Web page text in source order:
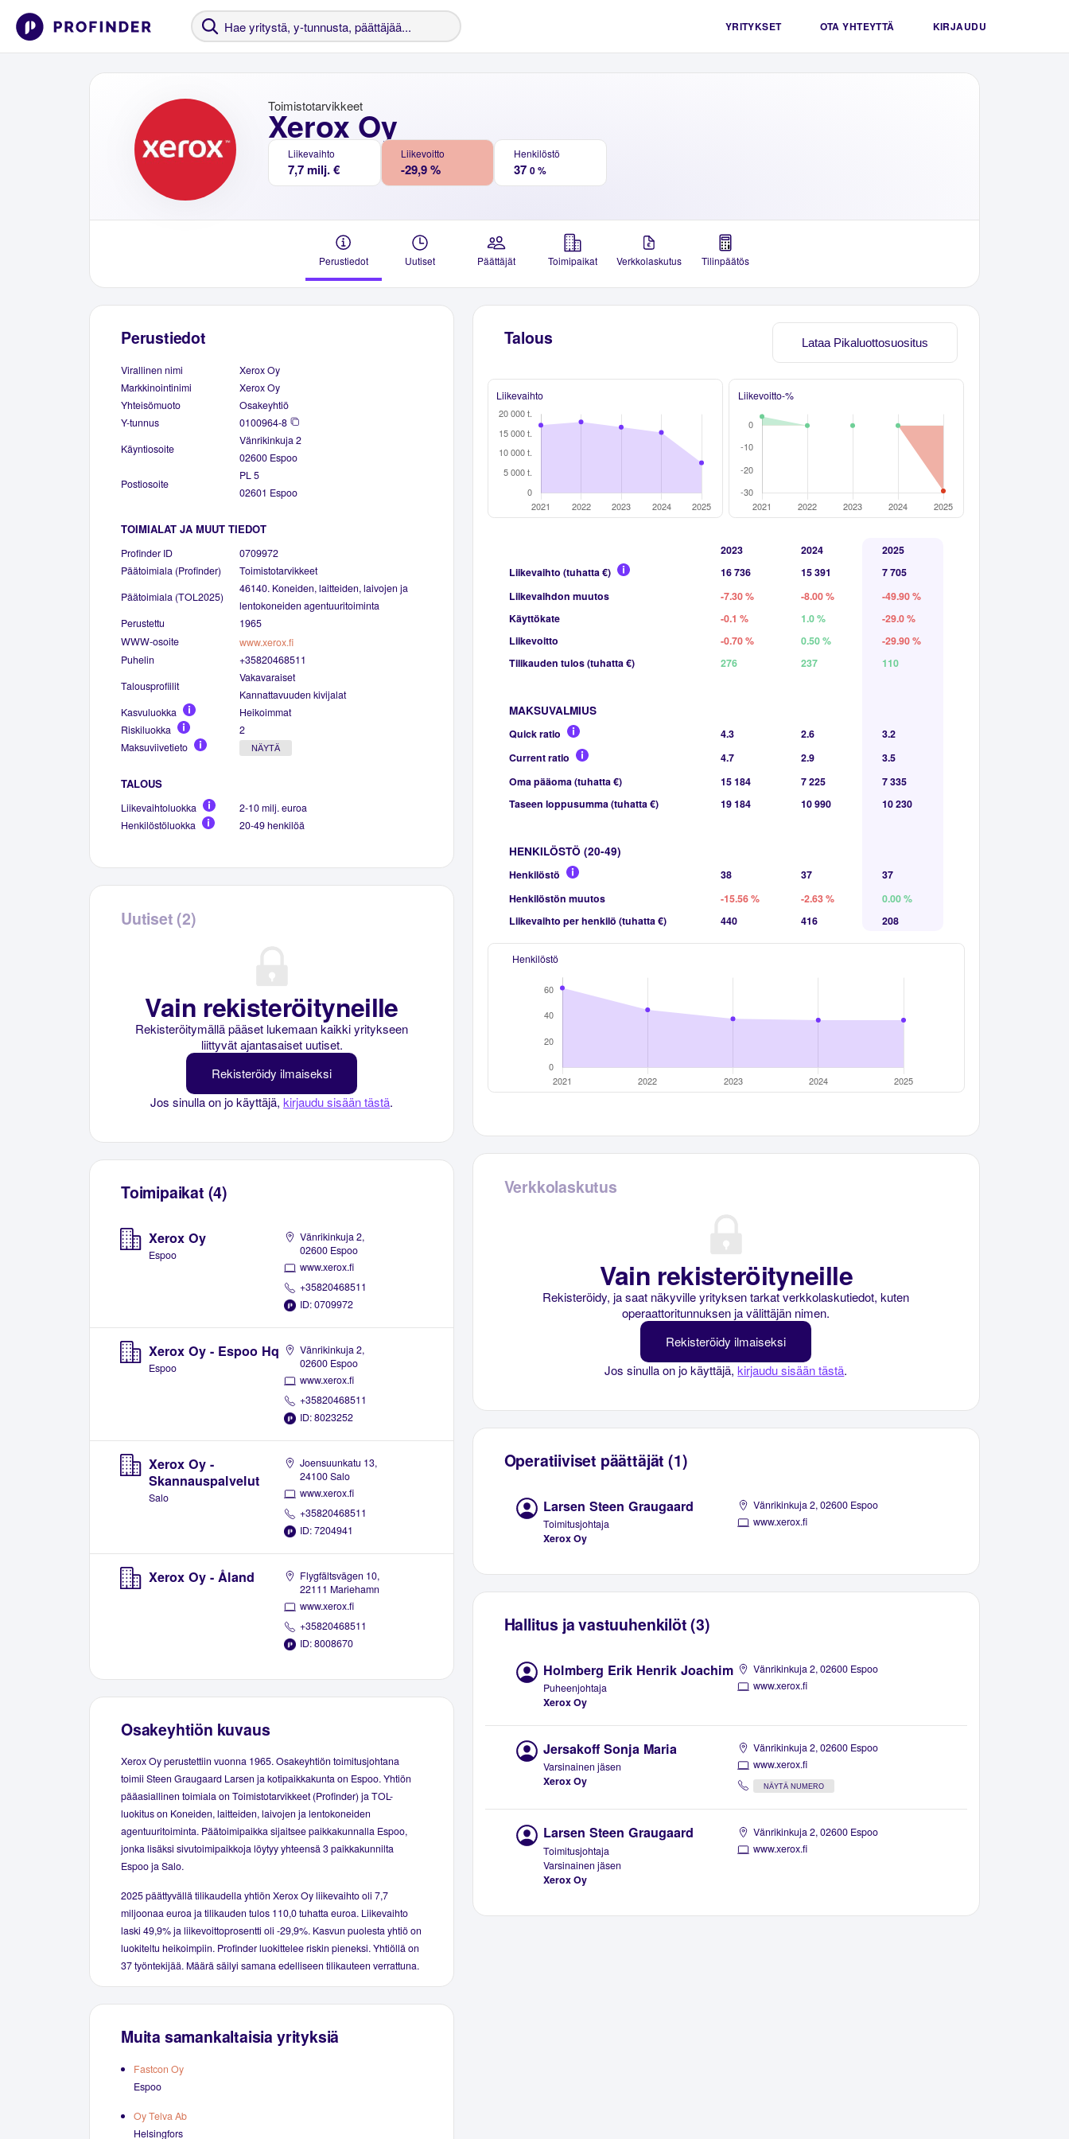
YRITYKSET OTA YHTEYTTÄ KIRJAUDU
Xerox Oy
Toimistotarvikkeet
Liikevaihto
7,7 milj. €
Liikevoitto
-29,9 %
Henkilöstö
37 0 %
Perustiedot Uutiset Päättäjät Toimipaikat Verkkolaskutus Tilinpäätös
Perustiedot
Virallinen nimi
Xerox Oy
Markkinointinimi
Xerox Oy
Yhteisömuoto
Osakeyhtiö
Y-tunnus
0100964-8
Käyntiosoite
Vänrikinkuja 2
02600 Espoo
Postiosoite
PL 5
02601 Espoo
TOIMIALAT JA MUUT TIEDOT
Profinder ID
0709972
Päätoimiala (Profinder)
Toimistotarvikkeet
Päätoimiala (TOL2025)
46140. Koneiden, laitteiden, laivojen ja
lentokoneiden agentuuritoiminta
Perustettu
1965
WWW-osoite
www.xerox.fi
Puhelin
+35820468511
Talousprofiilit
Vakavaraiset
Kannattavuuden kivijalat
Kasvuluokka
Heikoimmat
Riskiluokka
2
Maksuviivetieto
NÄYTÄ
TALOUS
Liikevaihtoluokka
2-10 milj. euroa
Henkilöstöluokka
20-49 henkilöä
Uutiset (2)
Vain rekisteröityneille
Rekisteröitymällä pääset lukemaan kaikki yritykseen
liittyvät ajantasaiset uutiset.
Rekisteröidy ilmaiseksi
Jos sinulla on jo käyttäjä,kirjaudu sisään tästä.
Toimipaikat (4)
Xerox Oy
Espoo
Vänrikinkuja 2,
02600 Espoo
www.xerox.fi
+35820468511
ID: 0709972
Xerox Oy - Espoo Hq
Espoo
Vänrikinkuja 2,
02600 Espoo
www.xerox.fi
+35820468511
ID: 8023252
Xerox Oy -
Skannauspalvelut
Salo
Joensuunkatu 13,
24100 Salo
www.xerox.fi
+35820468511
ID: 7204941
Xerox Oy - Åland
Flygfältsvägen 10,
22111 Mariehamn
www.xerox.fi
+35820468511
ID: 8008670
Osakeyhtiön kuvaus
Xerox Oy perustettiin vuonna 1965. Osakeyhtiön toimitusjohtana
toimii Steen Graugaard Larsen ja kotipaikkakunta on Espoo. Yhtiön
pääasiallinen toimiala on Toimistotarvikkeet (Profinder) ja TOL-
luokitus on Koneiden, laitteiden, laivojen ja lentokoneiden
agentuuritoiminta. Päätoimipaikka sijaitsee paikkakunnalla Espoo,
jonka lisäksi sivutoimipaikkoja löytyy yhteensä 3 paikkakunnilta
Espoo ja Salo.
2025 päättyvällä tilikaudella yhtiön Xerox Oy liikevaihto oli 7,7
miljoonaa euroa ja tilikauden tulos 110,0 tuhatta euroa. Liikevaihto
laski 49,9% ja liikevoittoprosentti oli -29,9%. Kasvun puolesta yhtiö on
luokiteltu heikoimpiin. Profinder luokittelee riskin pieneksi. Yhtiöllä on
37 työntekijää. Määrä säilyi samana edelliseen tilikauteen verrattuna.
Muita samankaltaisia yrityksiä
Fastcon Oy
Espoo
Oy Telva Ab
Helsingfors
Lataa Pikaluottosuositus
Talous
Liikevaihto Liikevoitto-%
2023 2024
2025
Liikevaihto (tuhatta €)
16 736 15 391
7 705
Liikevaihdon muutos
-7.30 % -8.00 %
-49.90 %
Käyttökate
-0.1 % 1.0 %
-29.0 %
Liikevoitto
-0.70 % 0.50 %
-29.90 %
Tilikauden tulos (tuhatta €)
276 237 110
MAKSUVALMIUS
Quick ratio 4.3 2.6
3.2
Current ratio
4.7 2.9
3.5
Oma pääoma (tuhatta €)
15 184 7 225
7 335
Taseen loppusumma (tuhatta €)
19 184 10 990 10 230
HENKILÖSTÖ (20-49)
Henkilöstö 38 37
37
Henkilöstön muutos
-15.56 % -2.63 %
0.00 %
Liikevaihto per henkilö (tuhatta €)
440 416 208
Henkilöstö
Verkkolaskutus
Vain rekisteröityneille
Rekisteröidy, ja saat näkyville yrityksen tarkat verkkolaskutiedot, kuten
operaattoritunnuksen ja välittäjän nimen.
Rekisteröidy ilmaiseksi
Jos sinulla on jo käyttäjä,kirjaudu sisään tästä.
Operatiiviset päättäjät (1)
Larsen Steen Graugaard
Toimitusjohtaja
Xerox Oy
Vänrikinkuja 2, 02600 Espoo
www.xerox.fi
Hallitus ja vastuuhenkilöt (3)
Holmberg Erik Henrik Joachim
Puheenjohtaja
Xerox Oy
Vänrikinkuja 2, 02600 Espoo
www.xerox.fi
Jersakoff Sonja Maria
Varsinainen jäsen
Xerox Oy
Vänrikinkuja 2, 02600 Espoo
www.xerox.fi
NÄYTÄ NUMERO
Larsen Steen Graugaard
Toimitusjohtaja
Varsinainen jäsen
Xerox Oy
Vänrikinkuja 2, 02600 Espoo
www.xerox.fi